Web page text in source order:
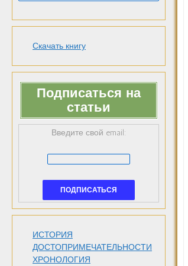
Скачать книгу
Подписаться на
статьи
Введите свой email:
ИСТОРИЯ
ДОСТОПРИМЕЧАТЕЛЬНОСТИ
ХРОНОЛОГИЯ